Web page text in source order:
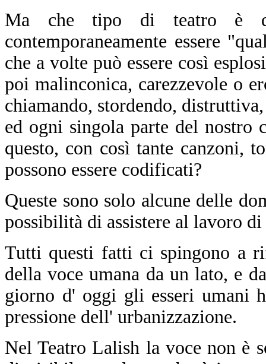
Ma che tipo di teatro è
contemporaneamente essere
che a volte può essere così
poi malinconica, carezzevole o
chiamando, stordendo,
ed ogni singola parte del
questo, con così tante canzoni,
possono essere codificati?
Queste sono solo alcune delle
possibilità di assistere al lavoro
Tutti questi fatti ci spingono a
della voce umana da un lato, e
giorno d' oggi gli esseri umani
pressione dell' urbanizzazione.
Nel Teatro Lalish la voce non è